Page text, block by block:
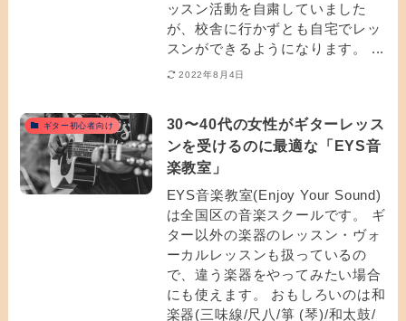
ッスン活動を自粛していました
が、校舎に行かずとも自宅でレッ
スンができるようになります。 ...
2022年8月4日
ギター初心者向け
30〜40代の女性がギターレッス
ンを受けるのに最適な「EYS音
楽教室」
EYS音楽教室(Enjoy Your Sound)
は全国区の音楽スクールです。 ギ
ター以外の楽器のレッスン・ヴォ
ーカルレッスンも扱っているの
で、違う楽器をやってみたい場合
にも使えます。 おもしろいのは和
楽器(三味線/尺八/箏 (琴)/和太鼓/